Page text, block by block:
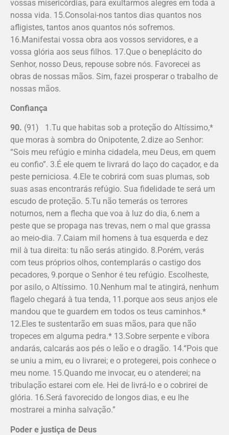
vossas misericórdias, para exultarmos alegres em toda a
nossa vida. 15.Consolai-nos tantos dias quantos nos
afligistes, tantos anos quantos nós sofremos.
16.Manifestai vossa obra aos vossos servidores, e a
vossa glória aos seus filhos. 17.Que o beneplácito do
Senhor, nosso Deus, repouse sobre nós. Favorecei as
obras de nossas mãos. Sim, fazei prosperar o trabalho de
nossas mãos.
Confiança
90. (91) 1.Tu que habitas sob a proteção do Altíssimo,*
que moras à sombra do Onipotente, 2.dize ao Senhor:
“Sois meu refúgio e minha cidadela, meu Deus, em quem
eu confio”. 3.É ele quem te livrará do laço do caçador, e da
peste perniciosa. 4.Ele te cobrirá com suas plumas, sob
suas asas encontrarás refúgio. Sua fidelidade te será um
escudo de proteção. 5.Tu não temerás os terrores
noturnos, nem a flecha que voa à luz do dia, 6.nem a
peste que se propaga nas trevas, nem o mal que grassa
ao meio-dia. 7.Caiam mil homens à tua esquerda e dez
mil à tua direita: tu não serás atingido. 8.Porém, verás
com teus próprios olhos, contemplarás o castigo dos
pecadores, 9.porque o Senhor é teu refúgio. Escolheste,
por asilo, o Altíssimo. 10.Nenhum mal te atingirá, nenhum
flagelo chegará à tua tenda, 11.porque aos seus anjos ele
mandou que te guardem em todos os teus caminhos.*
12.Eles te sustentarão em suas mãos, para que não
tropeces em alguma pedra.* 13.Sobre serpente e víbora
andarás, calcarás aos pés o leão e o dragão. 14.“Pois que
se uniu a mim, eu o livrarei; e o protegerei, pois conhece o
meu nome. 15.Quando me invocar, eu o atenderei; na
tribulação estarei com ele. Hei de livrá-lo e o cobrirei de
glória. 16.Será favorecido de longos dias, e eu lhe
mostrarei a minha salvação.”
Poder e justiça de Deus